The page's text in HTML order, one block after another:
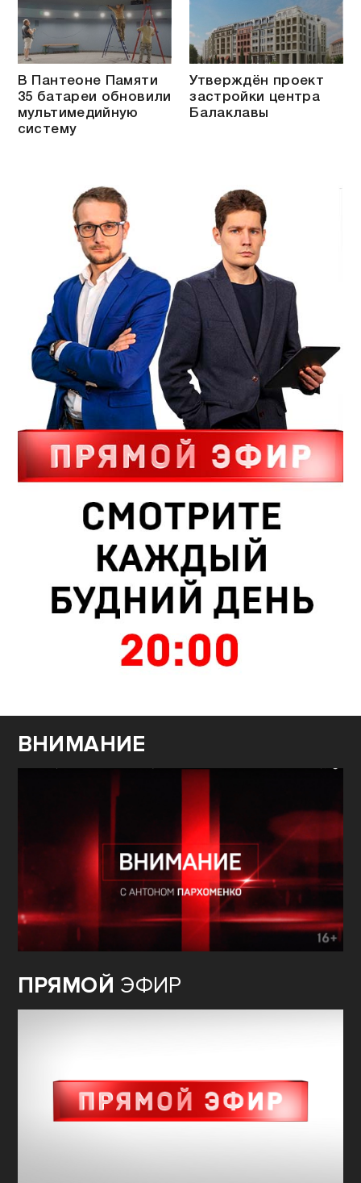
В Пантеоне Памяти
35 батареи обновили
мультимедийную
систему
Утверждён проект
застройки центра
Балаклавы
ВНИМАНИЕ
ПРЯМОЙ ЭФИР